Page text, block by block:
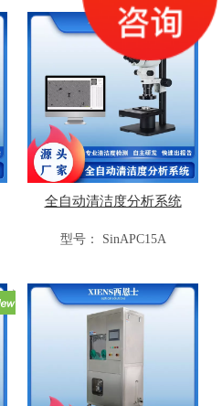
全自动清洁度分析系统
型号： SinAPC15A